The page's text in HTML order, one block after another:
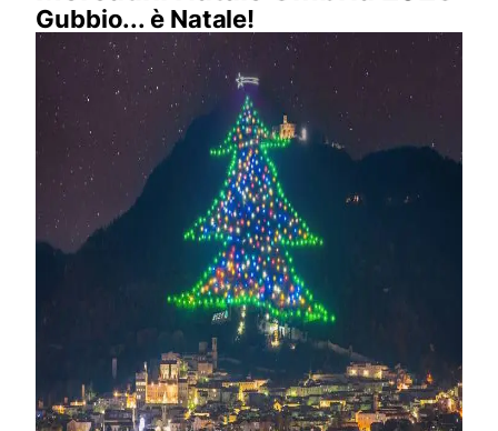
Gubbio... è Natale!